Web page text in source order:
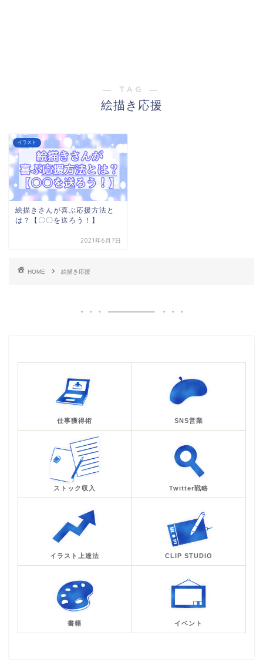
― TAG ―
絵描き応援
イラスト
絵描きさんが喜ぶ応援方法と
は？【〇〇を送ろう！】
2021年6月7日
HOME 絵描き応援
仕事獲得術 SNS営業
ストック収入 Twitter戦略
イラスト上達法 CLIP STUDIO
書籍 イベント